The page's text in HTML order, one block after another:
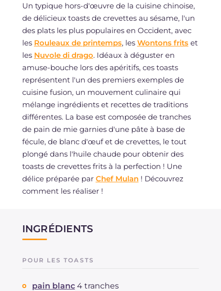
Un typique hors-d'œuvre de la cuisine chinoise,
de délicieux toasts de crevettes au sésame, l'un
des plats les plus populaires en Occident, avec
les Rouleaux de printemps, les Wontons fritset
les Nuvole di drago. Idéaux à déguster en
amuse-bouche lors des apéritifs, ces toasts
représentent l'un des premiers exemples de
cuisine fusion, un mouvement culinaire qui
mélange ingrédients et recettes de traditions
différentes. La base est composée de tranches
de pain de mie garnies d'une pâte à base de
fécule, de blanc d'œuf et de crevettes, le tout
plongé dans l'huile chaude pour obtenir des
toasts de crevettes frits à la perfection ! Une
délice préparée par Chef Mulan! Découvrez
comment les réaliser !
INGRÉDIENTS
POUR LES TOASTS
pain blanc 4 tranches